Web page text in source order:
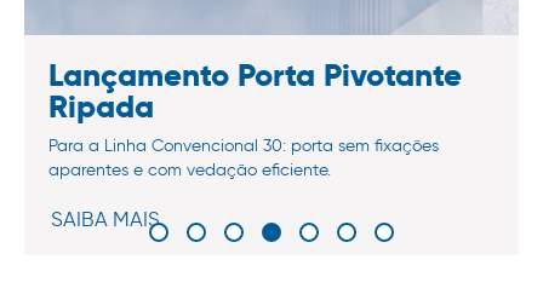
Lançamento Porta Pivotante
Ripada
Para a Linha Convencional 30: porta sem fixações
aparentes e com vedação eficiente.
SAIBA MAIS